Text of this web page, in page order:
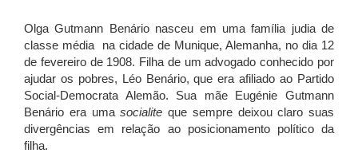
Olga Gutmann Benário nasceu em uma família judia de
classe média na cidade de Munique, Alemanha, no dia 12
de fevereiro de 1908. Filha de um advogado conhecido por
ajudar os pobres, Léo Benário, que era afiliado ao Partido
Social-Democrata Alemão. Sua mãe Eugénie Gutmann
Benário era umasocialite que sempre deixou claro suas
divergências em relação ao posicionamento político da
filha.